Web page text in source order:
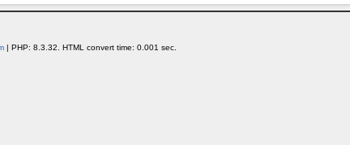
| PHP: 8.3.32. HTML convert time: 0.001 sec.